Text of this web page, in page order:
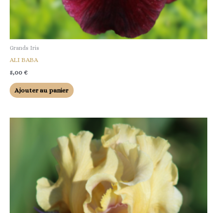
Grands Iris
ALI BABA
5,00 €
Ajouter au panier